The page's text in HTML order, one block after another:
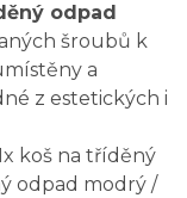
odpad
šroubů k
a
z estetických i
koš na tříděný
odpad modrý /